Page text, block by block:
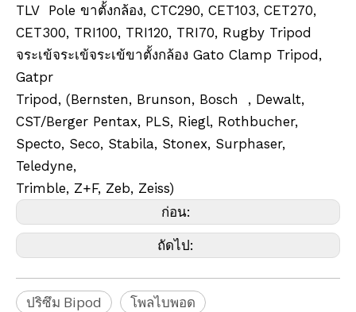
TLV Pole ขาตั้งกล้อง, CTC290, CET103, CET270,
CET300, TRI100, TRI120, TRI70, Rugby Tripod
จระเข้จระเข้จระเข้ขาตั้งกล้อง Gato Clamp Tripod,
Gatpr
Tripod, (Bernsten, Brunson, Bosch , Dewalt,
CST/Berger Pentax, PLS, Riegl, Rothbucher,
Specto, Seco, Stabila, Stonex, Surphaser,
Teledyne,
Trimble, Z+F, Zeb, Zeiss)
ก่อน:
ถัดไป:
ปริซึม Bipod
โพลไบพอด